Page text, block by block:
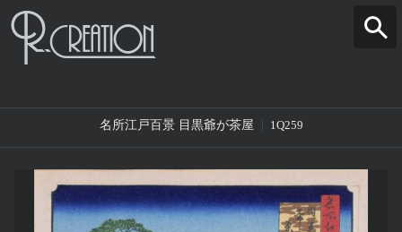
名所江戸百景 目黒爺が茶屋 1Q259